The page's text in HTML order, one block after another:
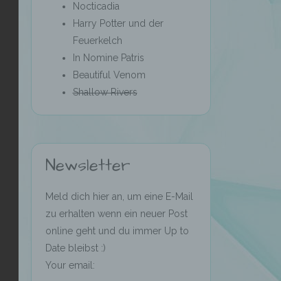
Nocticadia
Harry Potter und der
Feuerkelch
In Nomine Patris
Beautiful Venom
Shallow Rivers
Newsletter
Meld dich hier an, um eine E-Mail
zu erhalten wenn ein neuer Post
online geht und du immer Up to
Date bleibst :)
Your email: